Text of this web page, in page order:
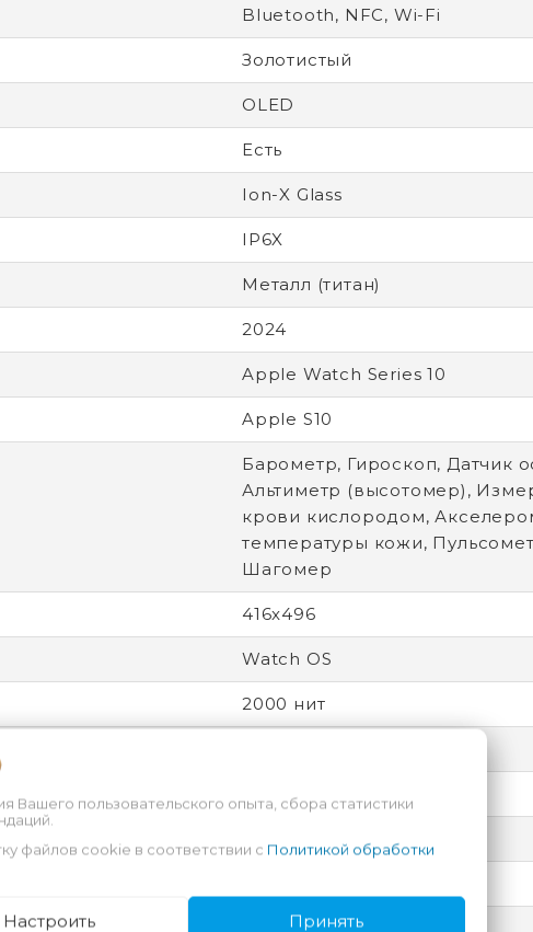
Bluetooth, NFC, Wi-Fi
Золотистый
OLED
Есть
Ion-X Glass
IP6X
Металл (титан)
2024
Apple Watch Series 10
Apple S10
Барометр, Гироскоп, Датчик
Альтиметр (высотомер),
крови кислородом,
температуры кожи,
Шагомер
416x496
Watch OS
2000 нит
Унисекс
140 - 245 мм
Вашего пользовательского опыта, сбора статистики
файлов cookie в соответствии с Политикой обработки
Настроить Принять